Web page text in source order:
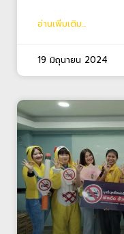
อ่านเพิ่มเติม...
19 มิถุนายน 2024